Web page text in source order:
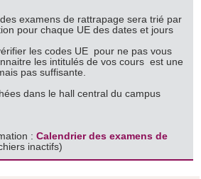
examens de rattrapage sera trié par
pour chaque UE des dates et jours
les codes UE pour ne pas vous
les intitulés de vos cours est une
pas suffisante.
dans le hall central du campus
:Calendrier des examens de
inactifs)